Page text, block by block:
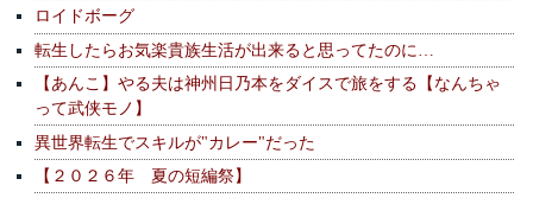
ロイドボーグ
転生したらお気楽貴族生活が出来ると思ってたのに…
【あんこ】やる夫は神州日乃本をダイスで旅をする【なんちゃ
って武侠モノ】
異世界転生でスキルが"カレー"だった
【２０２６年 夏の短編祭】